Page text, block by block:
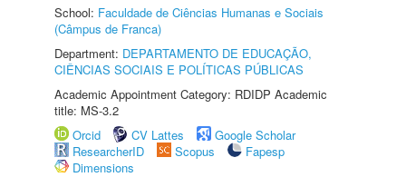
School: Faculdade de Ciências Humanas e Sociais
(Câmpus de Franca)
Department: DEPARTAMENTO DE EDUCAÇÃO,
CIÊNCIAS SOCIAIS E POLÍTICAS PÚBLICAS
Academic Appointment Category: RDIDP Academic
title: MS-3.2
Orcid
CV Lattes
Google Scholar
ResearcherID
Scopus
Fapesp
Dimensions